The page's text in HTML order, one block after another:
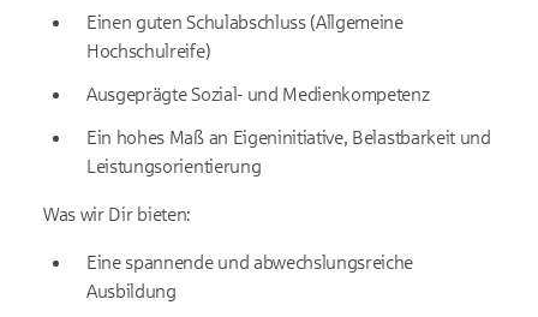
Einen guten Schulabschluss (Allgemeine
Hochschulreife)
Ausgeprägte Sozial- und Medienkompetenz
Ein hohes Maß an Eigeninitiative, Belastbarkeit und
Leistungsorientierung
Was wir Dir bieten:
Eine spannende und abwechslungsreiche
Ausbildung